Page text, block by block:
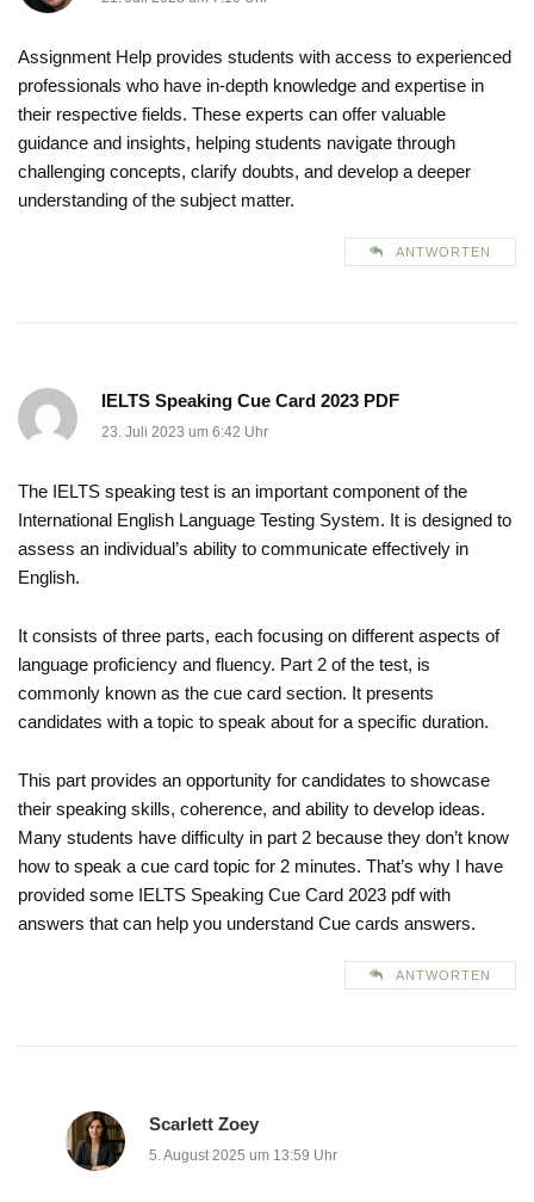
Assignment Help provides students with access to experienced
professionals who have in-depth knowledge and expertise in
their respective fields. These experts can offer valuable
guidance and insights, helping students navigate through
challenging concepts, clarify doubts, and develop a deeper
understanding of the subject matter.
ANTWORTEN
IELTS Speaking Cue Card 2023 PDF
23. Juli 2023 um 6:42 Uhr
The IELTS speaking test is an important component of the
International English Language Testing System. It is designed to
assess an individual’s ability to communicate effectively in
English.
It consists of three parts, each focusing on different aspects of
language proficiency and fluency. Part 2 of the test, is
commonly known as the cue card section. It presents
candidates with a topic to speak about for a specific duration.
This part provides an opportunity for candidates to showcase
their speaking skills, coherence, and ability to develop ideas.
Many students have difficulty in part 2 because they don’t know
how to speak a cue card topic for 2 minutes. That’s why I have
provided some IELTS Speaking Cue Card 2023 pdf with
answers that can help you understand Cue cards answers.
ANTWORTEN
Scarlett Zoey
5. August 2025 um 13:59 Uhr